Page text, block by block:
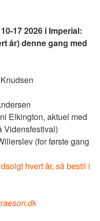
17 2026 i Imperial:
år) denne gang med
Elkington, aktuel med
Vidensfestival)
(for første gang
hvert år, så bestil i